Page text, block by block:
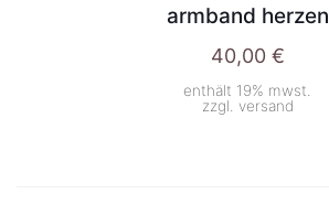
armband herzen
40,00 €
enthält 19% mwst.
zzgl. versand